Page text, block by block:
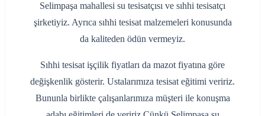
Selimpaşa mahallesi su tesisatçısı ve sıhhi tesisatçı
şirketiyiz. Ayrıca sıhhi tesisat malzemeleri konusunda
da kaliteden ödün vermeyiz.
Sıhhi tesisat işçilik fiyatları da mazot fiyatına göre
değişkenlik gösterir. Ustalarımıza tesisat eğitimi veririz.
Bununla birlikte çalışanlarımıza müşteri ile konuşma